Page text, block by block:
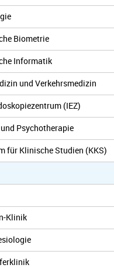
Biometrie
Informatik
und Verkehrsmedizin
(IEZ)
Psychotherapie
für Klinische Studien (KKS)
Klinik